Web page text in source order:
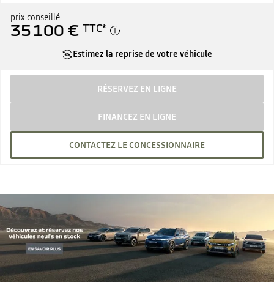
prix conseillé
35 100 € TTC*
Estimez la reprise de votre véhicule
RÉSERVEZ EN LIGNE
FINANCEZ EN LIGNE
CONTACTEZ LE CONCESSIONNAIRE